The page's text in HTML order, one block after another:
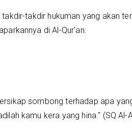
takdir hukuman yang akan
di Al-Qur'an:
sombong terhadap apa
kamu kera yang hina." (SQ Al-